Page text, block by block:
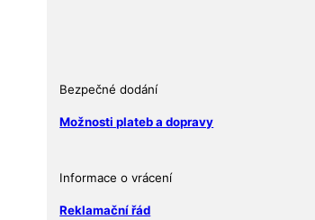
Bezpečné dodání
Možnosti plateb a dopravy
Informace o vrácení
Reklamační řád